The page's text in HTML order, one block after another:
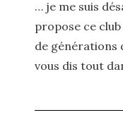
… je me suis
propose ce
de générations
vous dis tout